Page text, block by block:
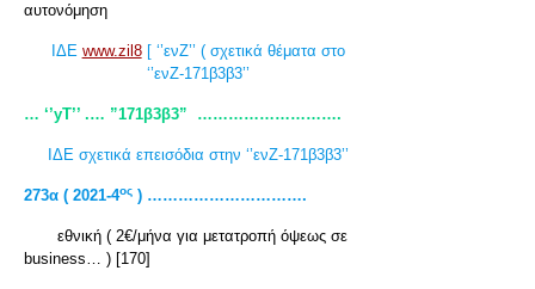
αυτονόμηση
ΙΔΕ www.zil8[ ‘’ενΖ’’ ( σχετικά θέματα στο
‘’ενΖ-171β3β3’’
… ‘’yT’’ .… ”171β3β3” ……………………….
ΙΔΕ σχετικά επεισόδια στην ‘’ενΖ-171β3β3’’
273α ( 2021-4ος ) ………………………….
εθνική ( 2€/μήνα για μετατροπή όψεως σε
business… ) [170]